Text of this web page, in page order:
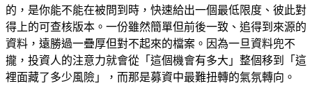
的，是你能不能在被問到時，快速給出一個最低限度、彼此對
得上的可查核版本。一份雖然簡單但前後一致、追得到來源的
資料，遠勝過一疊厚但對不起來的檔案。因為一旦資料兜不
攏，投資人的注意力就會從「這個機會有多大」整個移到「這
裡面藏了多少風險」，而那是募資中最難扭轉的氣氛轉向。